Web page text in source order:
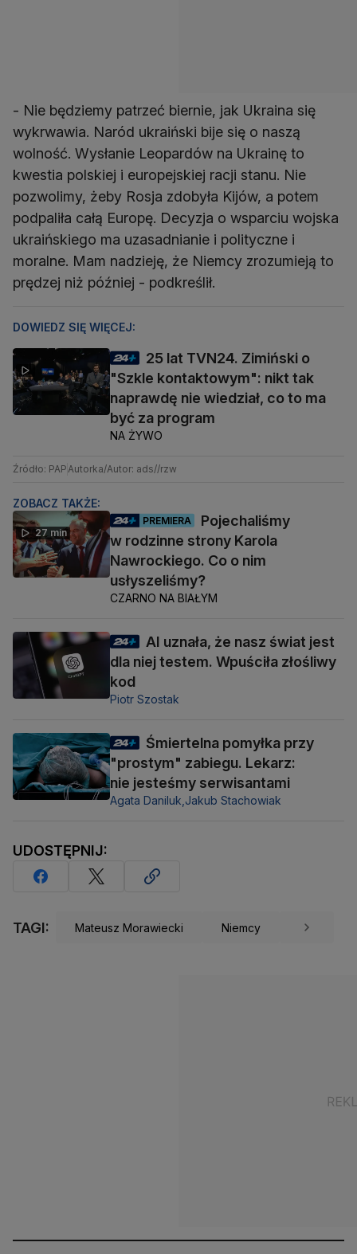
- Nie będziemy patrzeć biernie, jak Ukraina się
wykrwawia. Naród ukraiński bije się o naszą
wolność. Wysłanie Leopardów na Ukrainę to
kwestia polskiej i europejskiej racji stanu. Nie
pozwolimy, żeby Rosja zdobyła Kijów, a potem
podpaliła całą Europę. Decyzja o wsparciu wojska
ukraińskiego ma uzasadnianie i polityczne i
moralne. Mam nadzieję, że Niemcy zrozumieją to
prędzej niż później - podkreślił.
DOWIEDZ SIĘ WIĘCEJ:
25 lat TVN24. Zimiński o
"Szkle kontaktowym": nikt tak
naprawdę nie wiedział, co to ma
być za program
NA ŻYWO
Źródło: PAPAutorka/Autor: ads//rzw
ZOBACZ TAKŻE:
27 min
PREMIERA
Pojechaliśmy
w rodzinne strony Karola
Nawrockiego. Co o nim
usłyszeliśmy?
CZARNO NA BIAŁYM
AI uznała, że nasz świat jest
dla niej testem. Wpuściła złośliwy
kod
Piotr Szostak
Śmiertelna pomyłka przy
"prostym" zabiegu. Lekarz:
nie jesteśmy serwisantami
Agata Daniluk, Jakub Stachowiak
UDOSTĘPNIJ:
TAGI: Mateusz Morawiecki Niemcy